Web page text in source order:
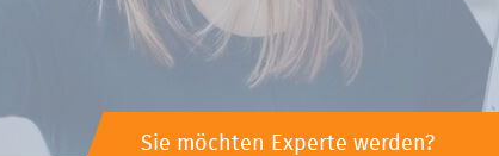
Sie möchten Experte werden?